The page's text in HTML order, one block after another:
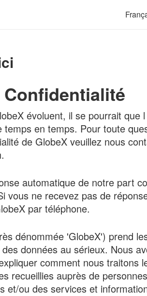
évoluent, il se pourrait que
temps en temps. Pour toute
de GlobeX veuillez nous
automatique de notre part
vous ne recevez pas de
par téléphone.
dénommée 'GlobeX') prend
données au sérieux. Nous
comment nous traitons
recueillies auprès de
et/ou des services et